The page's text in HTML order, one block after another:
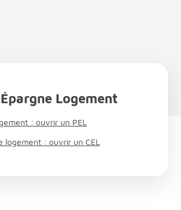
Logement
: ouvrir un PEL
logement : ouvrir un CEL